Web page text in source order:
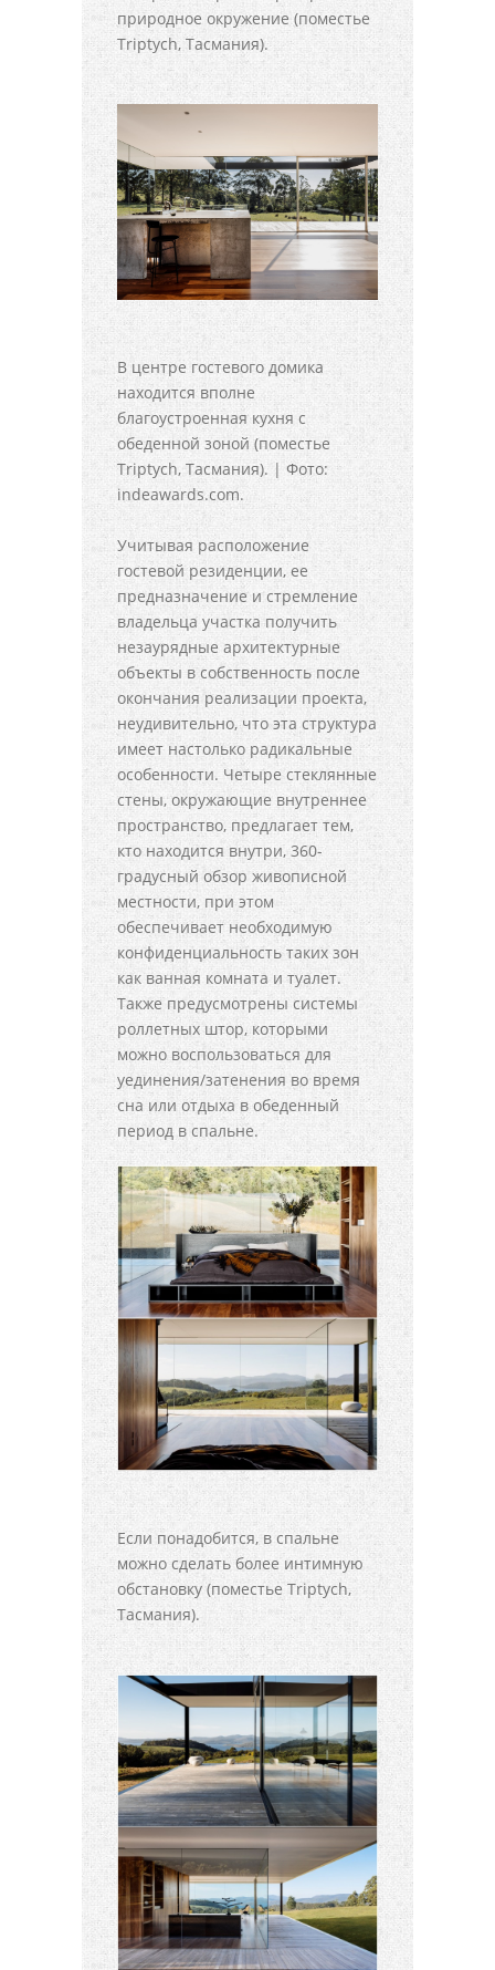
природное окружение (поместье
Triptych, Тасмания).
В центре гостевого домика
находится вполне
благоустроенная кухня с
обеденной зоной (поместье
Triptych, Тасмания). | Фото:
indeawards.com.
Учитывая расположение
гостевой резиденции, ее
предназначение и стремление
владельца участка получить
незаурядные архитектурные
объекты в собственность после
окончания реализации проекта,
неудивительно, что эта структура
имеет настолько радикальные
особенности. Четыре стеклянные
стены, окружающие внутреннее
пространство, предлагает тем,
кто находится внутри, 360-
градусный обзор живописной
местности, при этом
обеспечивает необходимую
конфиденциальность таких зон
как ванная комната и туалет.
Также предусмотрены системы
роллетных штор, которыми
можно воспользоваться для
уединения/затенения во время
сна или отдыха в обеденный
период в спальне.
Если понадобится, в спальне
можно сделать более интимную
обстановку (поместье Triptych,
Тасмания).